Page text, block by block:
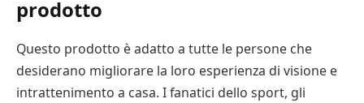
prodotto
Questo prodotto è adatto a tutte le persone che
desiderano migliorare la loro esperienza di visione e
intrattenimento a casa. I fanatici dello sport, gli